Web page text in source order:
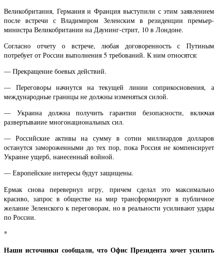
Великобритания, Германия и Франция выступили с этим заявлением
после встречи с Владимиром Зеленским в резиденции премьер-
министра Великобритании на Даунинг-стрит, 10 в Лондоне.
Согласно отчету о встрече, любая договоренность с Путиным
потребует от России выполнения 5 требований. К ним относятся:
— Прекращение боевых действий.
— Переговоры начнутся на текущей линии соприкосновения, а
международные границы не должны изменяться силой.
— Украина должна получить гарантии безопасности, включая
развертывание многонациональных сил.
— Российские активы на сумму в сотни миллиардов долларов
останутся замороженными до тех пор, пока Россия не компенсирует
Украине ущерб, нанесенный войной.
— Европейские интересы будут защищены.
Ермак снова перевернул игру, причем сделал это максимально
красиво, запрос в обществе на мир трансформируют в публичное
желание Зеленского к переговорам, но в реальности усиливают удары
по России.
*
Наши источники сообщали, что Офис Президента хочет усилить